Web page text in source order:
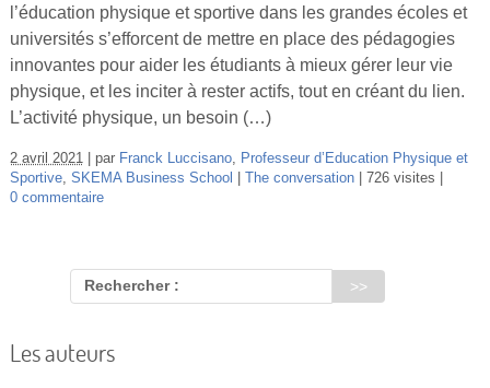
Se connecter
l’éducation physique et sportive dans les grandes écoles et
universités s’efforcent de mettre en place des pédagogies
innovantes pour aider les étudiants à mieux gérer leur vie
physique, et les inciter à rester actifs, tout en créant du lien.
L’activité physique, un besoin (…)
2 avril 2021 par Franck Luccisano,
Professeur d’Education Physique et
Sportive, SKEMA Business School The conversation
726 visites
0 commentaire
Rechercher :
Les auteurs